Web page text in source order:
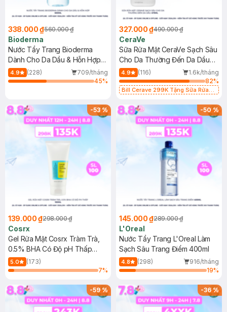
338.000 ₫560.000 ₫
Bioderma
Nước Tẩy Trang Bioderma
Dành Cho Da Dầu & Hỗn Hợp
500ml
4.9 (228)
709/tháng
45%
327.000 ₫490.000 ₫
CeraVe
Sữa Rửa Mặt CeraVe Sạch Sâu
Cho Da Thường Đến Da Dầu
473ml
4.9 (116)
1.6k/tháng
82%
Bill Cerave 299K Tặng Sữa Rửa
-53%
139.000 ₫298.000 ₫
Cosrx
Gel Rửa Mặt Cosrx Tràm Trà,
0.5% BHA Có Độ pH Thấp
150ml
5.0
(173)
7%
-50%
145.000 ₫289.000 ₫
L'Oreal
Nước Tẩy Trang L'Oreal Làm
Sạch Sâu Trang Điểm 400ml
4.8 (298)
916/tháng
19%
-59% -36%